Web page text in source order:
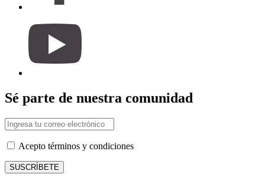
Sé parte de nuestra comunidad
Acepto términos y condiciones